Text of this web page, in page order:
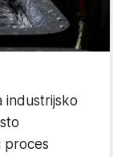
industrijsko
proces